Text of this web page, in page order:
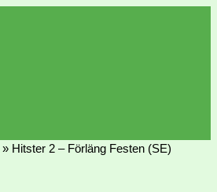
» Hitster 2 – Förläng Festen (SE)